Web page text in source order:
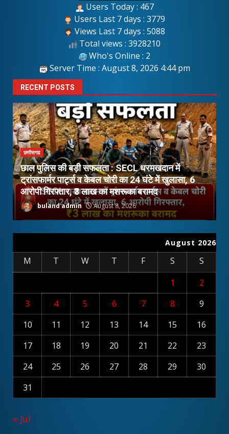
Users Today : 467
Users Last 7 days : 3779
Views Last 7 days : 5088
Total views : 3928210
Who's Online : 2
Server Time : August 8, 2026 4:44 pm
RECENT POSTS
छत्तीसगढ
छाल पुलिस की बड़ी सफलता : SECL धरमखदान में
ट्रांसफार्मर पार्ट्स व केबल चोरी का 24 घंटे में खुलासा, 6
आरोपी गिरफ्तार, ₹3 लाख का मशरूका बरामद
buland admin August 8, 2026
August 2026
M T W T F S
S
1
2
3
4 5 6 7 8
9
10
11 12 13 14 15
16
17
18 19 20 21 22
23
24
25 26 27 28 29
30
31
« Jul